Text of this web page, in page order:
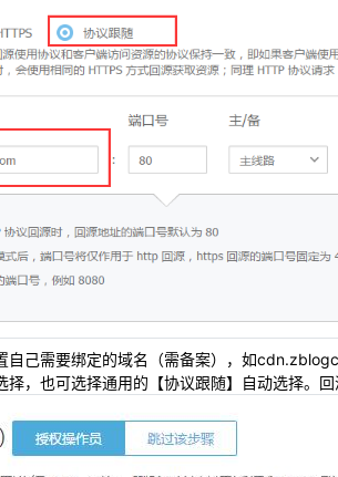
己需要绑定的域名（需备案），如
，也可选择通用的【协议跟随】自动选择。回